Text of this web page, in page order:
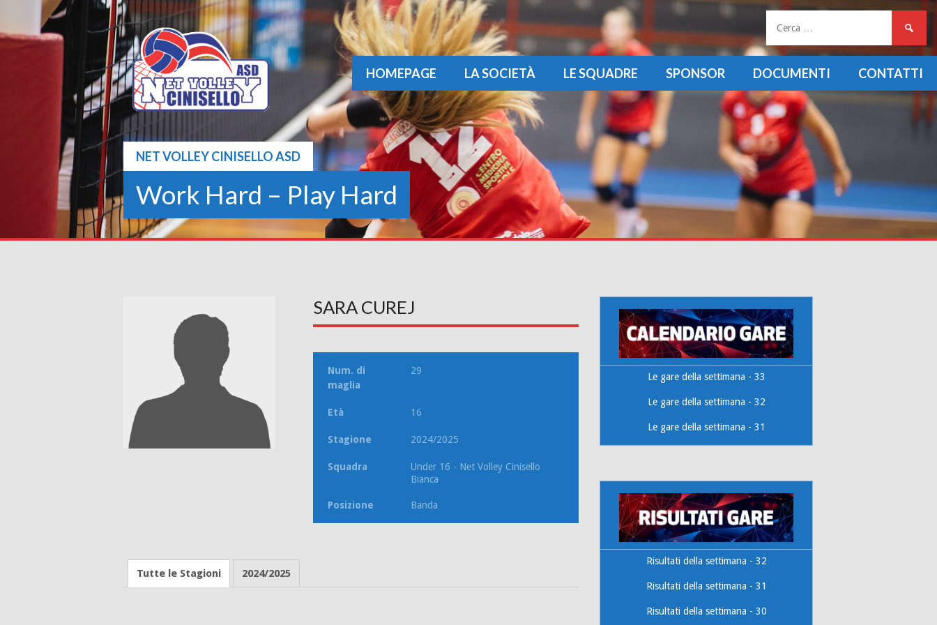
content
HOMEPAGE LA SOCIETÀ LE SQUADRE SPONSOR DOCUMENTI CONTATTI
per:
NET VOLLEY CINISELLO ASD
Work Hard – Play Hard
SARA CUREJ
Num. di
maglia
29
Età 16
Stagione 2024/2025
Squadra
Under 16 - Net Volley Cinisello
Bianca
Posizione Banda
Tutte le Stagioni 2024/2025
Le gare della settimana - 33
Le gare della settimana - 32
Le gare della settimana - 31
Risultati della settimana - 32
Risultati della settimana - 31
Risultati della settimana - 30